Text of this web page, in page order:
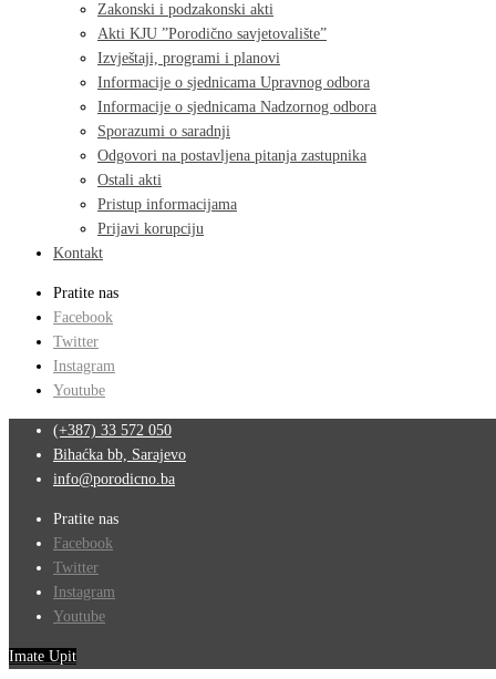
Zakonski i podzakonski akti
Akti KJU ”Porodično savjetovalište”
Izvještaji, programi i planovi
Informacije o sjednicama Upravnog odbora
Informacije o sjednicama Nadzornog odbora
Sporazumi o saradnji
Odgovori na postavljena pitanja zastupnika
Ostali akti
Pristup informacijama
Prijavi korupciju
Kontakt
Pratite nas
Facebook
Twitter
Instagram
Youtube
(+387) 33 572 050
Bihaćka bb, Sarajevo
info@porodicno.ba
Pratite nas
Facebook
Twitter
Instagram
Youtube
Imate Upit